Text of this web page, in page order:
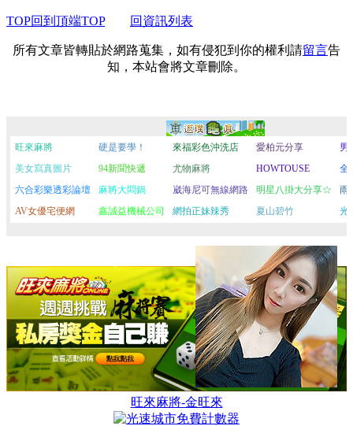
TOP回到頂端TOP 回資訊列表
所有文章皆轉貼於網路蒐集，如有侵犯到你的權利請留言告
知，本站會將文章刪除。
旺來麻將-金旺來